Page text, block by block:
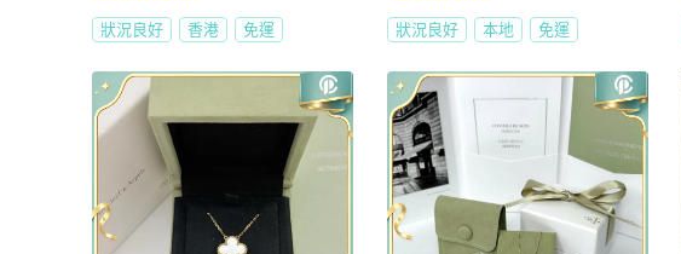
狀況良好 香港 免運 狀況良好 本地 免運